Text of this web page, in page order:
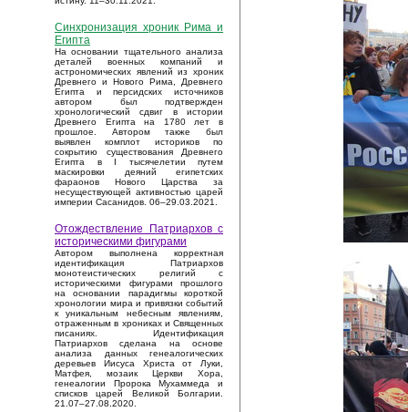
Синхронизация хроник Рима и
Египта
На основании тщательного анализа
деталей военных компаний и
астрономических явлений из хроник
Древнего и Нового Рима, Древнего
Египта и персидских источников
автором был подтвержден
хронологический сдвиг в истории
Древнего Египта на 1780 лет в
прошлое. Автором также был
выявлен комплот историков по
сокрытию существования Древнего
Египта в I тысячелетии путем
маскировки деяний египетских
фараонов Нового Царства за
несуществующей активностью царей
империи Сасанидов. 06–29.03.2021.
Отождествление Патриархов с
историческими фигурами
Автором выполнена корректная
идентификация Патриархов
монотеистических религий с
историческими фигурами прошлого
на основании парадигмы короткой
хронологии мира и привязки событий
к уникальным небесным явлениям,
отраженным в хрониках и Священных
писаниях. Идентификация
Патриархов сделана на основе
анализа данных генеалогических
деревьев Иисуса Христа от Луки,
Матфея, мозаик Церкви Хора,
генеалогии Пророка Мухаммеда и
списков царей Великой Болгарии.
21.07–27.08.2020.